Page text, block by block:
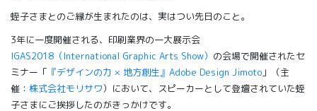
蛭子さまとのご縁が生まれたのは、実はつい先日のこと。
3年に一度開催される、印刷業界の一大展示会
IGAS2018（International Graphic Arts Show） の会場で開催されたセ
ミナー「 『デザインの力 × 地方創生』Adobe Design Jimoto 」（主
催： 株式会社モリサワ）において、スピーカーとして登壇されていた蛭
子さまにご挨拶したのがきっかけです。